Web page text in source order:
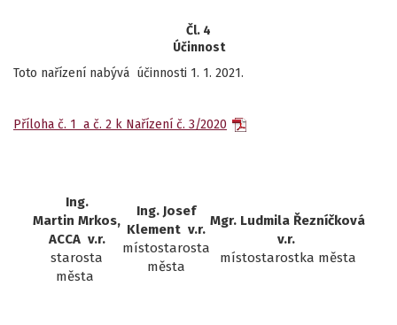
Čl. 4
Účinnost
Toto nařízení nabývá účinnosti 1. 1. 2021.
Příloha č. 1 a č. 2 k Nařízení č. 3/2020
Ing.
Martin Mrkos,
ACCA v.r.
starosta
města
Ing. Josef
Klement v.r.
místostarosta
města
Mgr. Ludmila Řezníčková
v.r.
místostarostka města